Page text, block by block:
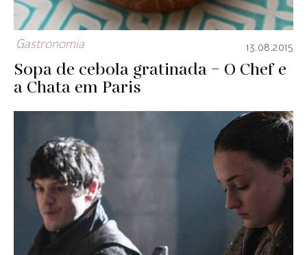
Gastronomia 13.08.2015
Sopa de cebola gratinada – O Chef e
a Chata em Paris